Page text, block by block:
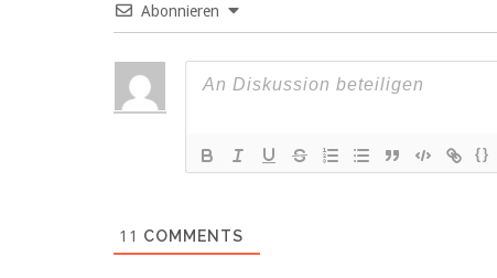
Abonnieren
{}
11 COMMENTS